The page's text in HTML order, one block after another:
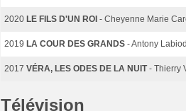
2020 LE FILS D'UN ROI - Cheyenne Marie
2019 LA COUR DES GRANDS - Antony
2017 VÉRA, LES ODES DE LA NUIT - Thierry
Télévision